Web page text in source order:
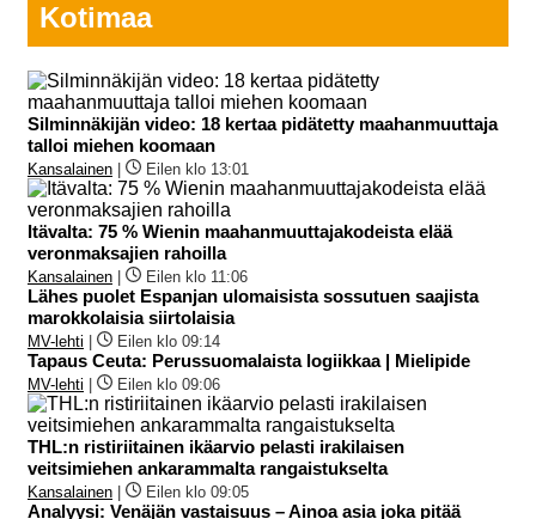
Kotimaa
Silminnäkijän video: 18 kertaa pidätetty maahanmuuttaja
talloi miehen koomaan
Kansalainen Eilen klo 13:01
Itävalta: 75 % Wienin maahanmuuttajakodeista elää
veronmaksajien rahoilla
Kansalainen Eilen klo 11:06
Lähes puolet Espanjan ulomaisista sossutuen saajista
marokkolaisia siirtolaisia
MV-lehti Eilen klo 09:14
Tapaus Ceuta: Perussuomalaista logiikkaa | Mielipide
MV-lehti Eilen klo 09:06
THL:n ristiriitainen ikäarvio pelasti irakilaisen
veitsimiehen ankarammalta rangaistukselta
Kansalainen Eilen klo 09:05
Analyysi: Venäjän vastaisuus – Ainoa asia joka pitää